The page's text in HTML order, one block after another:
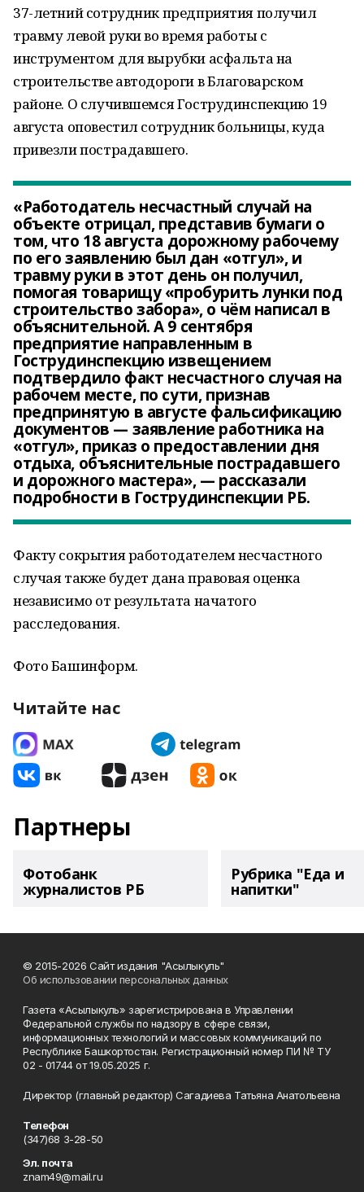
37-летний сотрудник предприятия получил
травму левой руки во время работы с
инструментом для вырубки асфальта на
строительстве автодороги в Благоварском
районе. О случившемся Гострудинспекцию 19
августа оповестил сотрудник больницы, куда
привезли пострадавшего.
«Работодатель несчастный случай на
объекте отрицал, представив бумаги о
том, что 18 августа дорожному рабочему
по его заявлению был дан «отгул», и
травму руки в этот день он получил,
помогая товарищу «пробурить лунки под
строительство забора», о чём написал в
объяснительной. А 9 сентября
предприятие направленным в
Гострудинспекцию извещением
подтвердило факт несчастного случая на
рабочем месте, по сути, признав
предпринятую в августе фальсификацию
документов — заявление работника на
«отгул», приказ о предоставлении дня
отдыха, объяснительные пострадавшего
и дорожного мастера», — рассказали
подробности в Гострудинспекции РБ.
Факту сокрытия работодателем несчастного
случая также будет дана правовая оценка
независимо от результата начатого
расследования.
Фото Башинформ.
Читайте нас
Партнеры
Фотобанк
журналистов РБ
Рубрика "Еда и
напитки"
© 2015-2026 Сайт издания "Асылыкуль"
Об использовании персональных данных
Газета «Асылыкуль» зарегистрирована в Управлении
Федеральной службы по надзору в сфере связи,
информационных технологий и массовых коммуникаций по
Республике Башкортостан. Регистрационный номер ПИ № ТУ
02 - 01744 от 19.05.2025 г.
Директор (главный редактор) Сагадиева Татьяна Анатольевна
Телефон
(347)68 3-28-50
Эл. почта
znam49@mail.ru